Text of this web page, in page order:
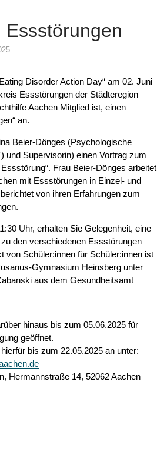
Essstörungen
Disorder Action Day“ am 02. Juni
Essstörungen der Städteregion
Aachen Mitglied ist, einen
an.
Beier-Dönges (Psychologische
und Supervisorin) einen Vortrag zum
Frau Beier-Dönges arbeitet
mit Essstörungen in Einzel- und
von ihren Erfahrungen zum
Uhr, erhalten Sie Gelegenheit, eine
den verschiedenen Essstörungen
von Schüler:innen für Schüler:innen ist
Gymnasium Heinsberg unter
aus dem Gesundheitsamt
hinaus bis zum 05.06.2025 für
geöffnet.
bis zum 22.05.2025 an unter:
Hermannstraße 14, 52062 Aachen